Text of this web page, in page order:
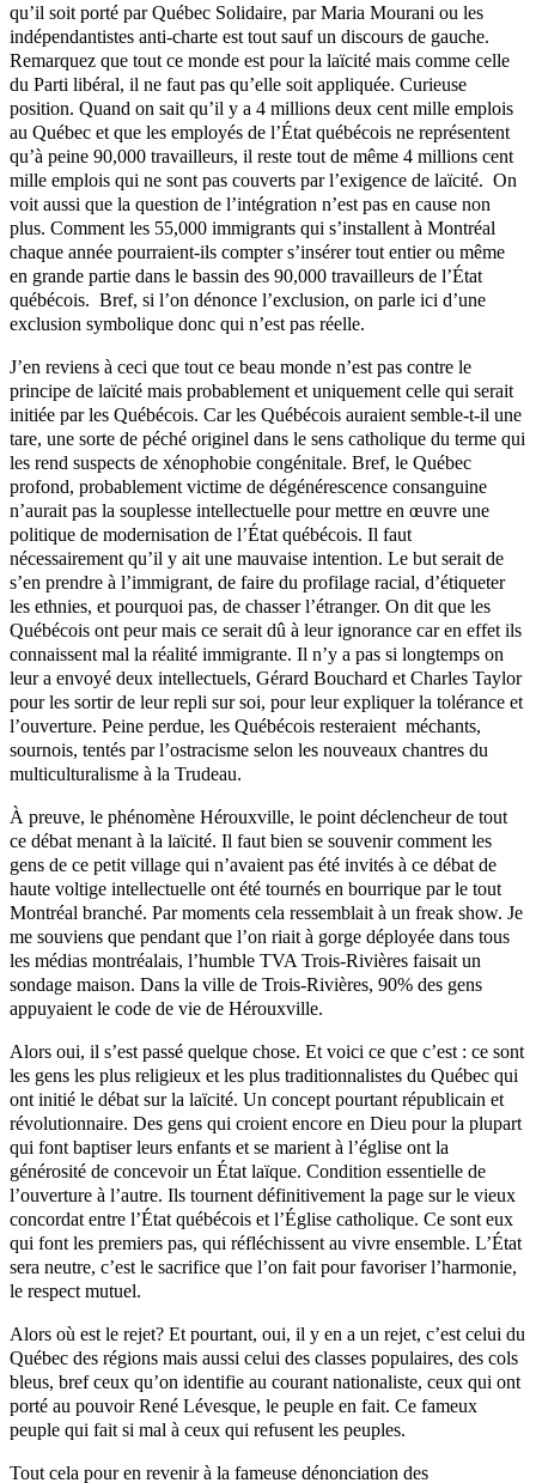
qu’il soit porté par Québec Solidaire, par Maria Mourani ou les
indépendantistes anti-charte est tout sauf un discours de gauche.
Remarquez que tout ce monde est pour la laïcité mais comme celle
du Parti libéral, il ne faut pas qu’elle soit appliquée. Curieuse
position. Quand on sait qu’il y a 4 millions deux cent mille emplois
au Québec et que les employés de l’État québécois ne représentent
qu’à peine 90,000 travailleurs, il reste tout de même 4 millions cent
mille emplois qui ne sont pas couverts par l’exigence de laïcité. On
voit aussi que la question de l’intégration n’est pas en cause non
plus. Comment les 55,000 immigrants qui s’installent à Montréal
chaque année pourraient-ils compter s’insérer tout entier ou même
en grande partie dans le bassin des 90,000 travailleurs de l’État
québécois. Bref, si l’on dénonce l’exclusion, on parle ici d’une
exclusion symbolique donc qui n’est pas réelle.
J’en reviens à ceci que tout ce beau monde n’est pas contre le
principe de laïcité mais probablement et uniquement celle qui serait
initiée par les Québécois. Car les Québécois auraient semble-t-il une
tare, une sorte de péché originel dans le sens catholique du terme qui
les rend suspects de xénophobie congénitale. Bref, le Québec
profond, probablement victime de dégénérescence consanguine
n’aurait pas la souplesse intellectuelle pour mettre en œuvre une
politique de modernisation de l’État québécois. Il faut
nécessairement qu’il y ait une mauvaise intention. Le but serait de
s’en prendre à l’immigrant, de faire du profilage racial, d’étiqueter
les ethnies, et pourquoi pas, de chasser l’étranger. On dit que les
Québécois ont peur mais ce serait dû à leur ignorance car en effet ils
connaissent mal la réalité immigrante. Il n’y a pas si longtemps on
leur a envoyé deux intellectuels, Gérard Bouchard et Charles Taylor
pour les sortir de leur repli sur soi, pour leur expliquer la tolérance et
l’ouverture. Peine perdue, les Québécois resteraient méchants,
sournois, tentés par l’ostracisme selon les nouveaux chantres du
multiculturalisme à la Trudeau.
À preuve, le phénomène Hérouxville, le point déclencheur de tout
ce débat menant à la laïcité. Il faut bien se souvenir comment les
gens de ce petit village qui n’avaient pas été invités à ce débat de
haute voltige intellectuelle ont été tournés en bourrique par le tout
Montréal branché. Par moments cela ressemblait à un freak show. Je
me souviens que pendant que l’on riait à gorge déployée dans tous
les médias montréalais, l’humble TVA Trois-Rivières faisait un
sondage maison. Dans la ville de Trois-Rivières, 90% des gens
appuyaient le code de vie de Hérouxville.
Alors oui, il s’est passé quelque chose. Et voici ce que c’est : ce sont
les gens les plus religieux et les plus traditionnalistes du Québec qui
ont initié le débat sur la laïcité. Un concept pourtant républicain et
révolutionnaire. Des gens qui croient encore en Dieu pour la plupart
qui font baptiser leurs enfants et se marient à l’église ont la
générosité de concevoir un État laïque. Condition essentielle de
l’ouverture à l’autre. Ils tournent définitivement la page sur le vieux
concordat entre l’État québécois et l’Église catholique. Ce sont eux
qui font les premiers pas, qui réfléchissent au vivre ensemble. L’État
sera neutre, c’est le sacrifice que l’on fait pour favoriser l’harmonie,
le respect mutuel.
Alors où est le rejet? Et pourtant, oui, il y en a un rejet, c’est celui du
Québec des régions mais aussi celui des classes populaires, des cols
bleus, bref ceux qu’on identifie au courant nationaliste, ceux qui ont
porté au pouvoir René Lévesque, le peuple en fait. Ce fameux
peuple qui fait si mal à ceux qui refusent les peuples.
Tout cela pour en revenir à la fameuse dénonciation des